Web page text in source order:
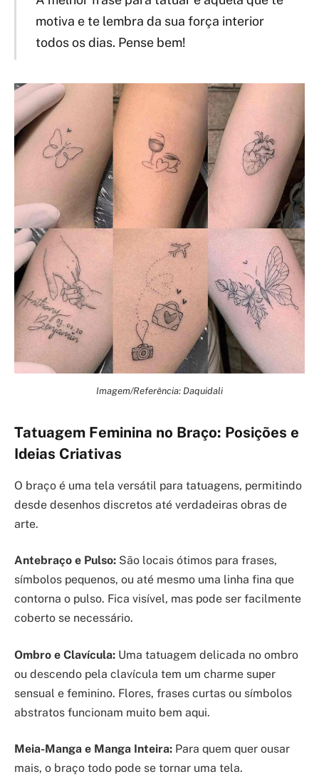
motiva e te lembra da sua força interior
todos os dias. Pense bem!
Imagem/Referência: Daquidali
Tatuagem Feminina no Braço: Posições e
Ideias Criativas
O braço é uma tela versátil para tatuagens, permitindo
desde desenhos discretos até verdadeiras obras de
arte.
Antebraço e Pulso: São locais ótimos para frases,
símbolos pequenos, ou até mesmo uma linha fina que
contorna o pulso. Fica visível, mas pode ser facilmente
coberto se necessário.
Ombro e Clavícula: Uma tatuagem delicada no ombro
ou descendo pela clavícula tem um charme super
sensual e feminino. Flores, frases curtas ou símbolos
abstratos funcionam muito bem aqui.
Meia-Manga e Manga Inteira: Para quem quer ousar
mais, o braço todo pode se tornar uma tela.